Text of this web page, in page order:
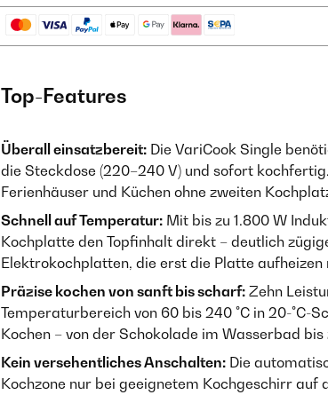
Top-Features
Überall einsatzbereit: Die VariCook Single
die Steckdose (220–240 V) und sofort
Ferienhäuser und Küchen ohne zweiten
Schnell auf Temperatur: Mit bis zu 1.800 W
Kochplatte den Topfinhalt direkt – deutlich
Elektrokochplatten, die erst die Platte aufheizen
Präzise kochen von sanft bis scharf: Zehn
Temperaturbereich von 60 bis 240 °C in 20-°C-
Kochen – von der Schokolade im Wasserbad
Kein versehentliches Anschalten: Die
Kochzone nur bei geeignetem Kochgeschirr auf